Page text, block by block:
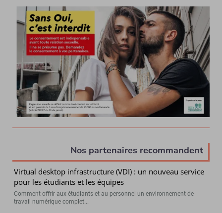
Nos partenaires recommandent
Virtual desktop infrastructure (VDI) : un nouveau service
pour les étudiants et les équipes
Comment offrir aux étudiants et au personnel un environnement de
travail numérique complet...